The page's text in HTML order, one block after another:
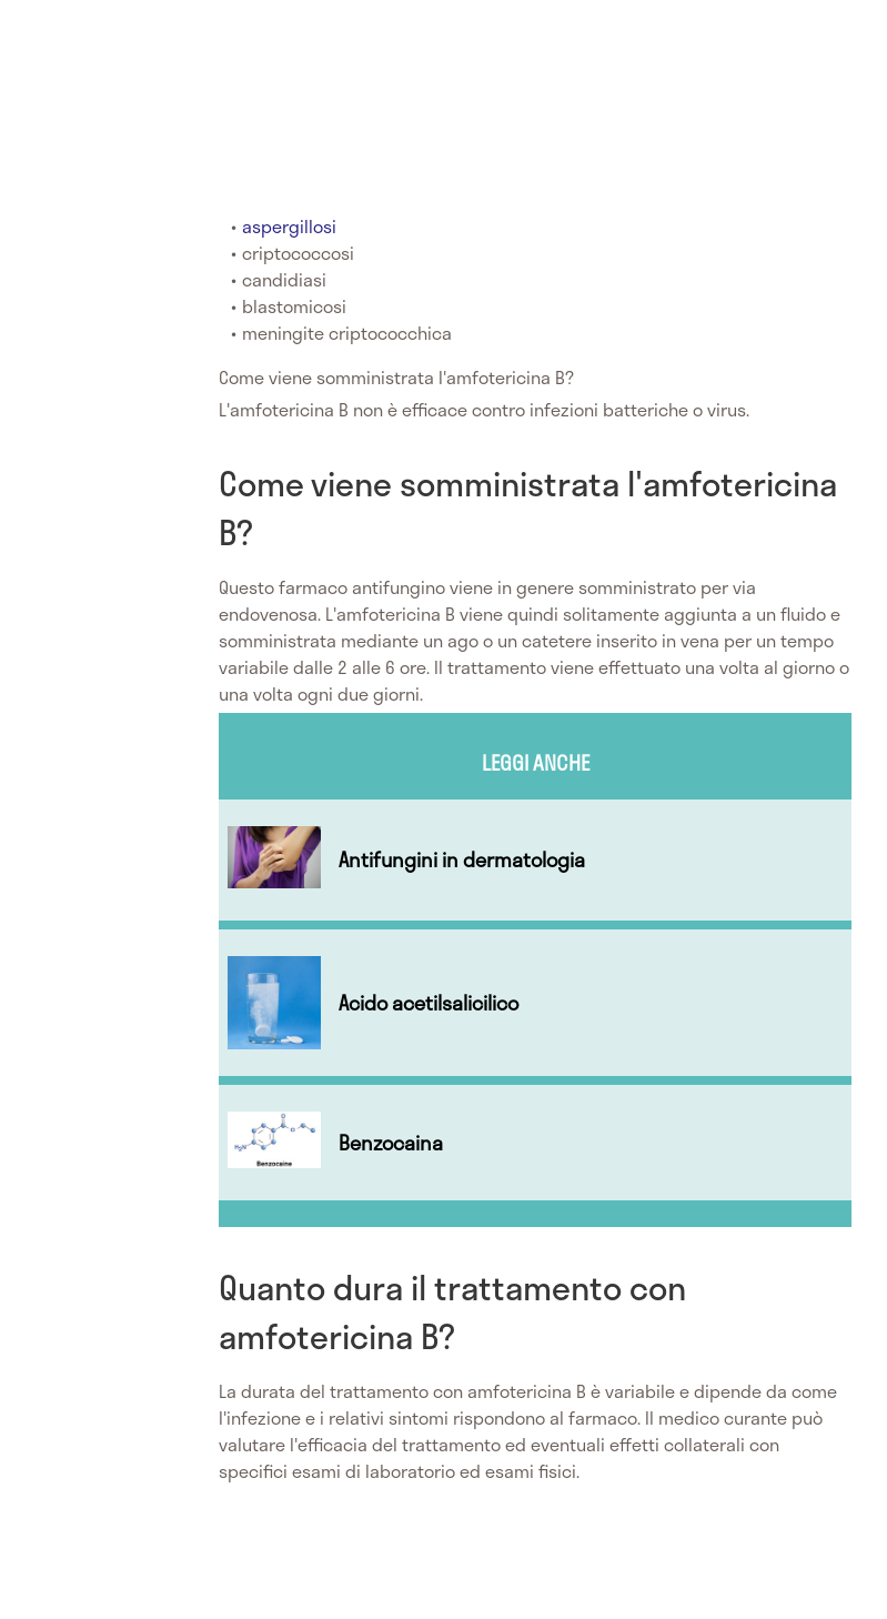
aspergillosi
criptococcosi
candidiasi
blastomicosi
meningite criptococchica
Come viene somministrata l'amfotericina B?
L'amfotericina B non è efficace contro infezioni batteriche o virus.
Come viene somministrata l'amfotericina
B?
Questo farmaco antifungino viene in genere somministrato per via
endovenosa. L'amfotericina B viene quindi solitamente aggiunta a un fluido e
somministrata mediante un ago o un catetere inserito in vena per un tempo
variabile dalle 2 alle 6 ore. Il trattamento viene effettuato una volta al giorno o
una volta ogni due giorni.
LEGGI ANCHE
Antifungini in dermatologia
Acido acetilsalicilico
Benzocaina
Quanto dura il trattamento con
amfotericina B?
La durata del trattamento con amfotericina B è variabile e dipende da come
l'infezione e i relativi sintomi rispondono al farmaco. Il medico curante può
valutare l'efficacia del trattamento ed eventuali effetti collaterali con
specifici esami di laboratorio ed esami fisici.